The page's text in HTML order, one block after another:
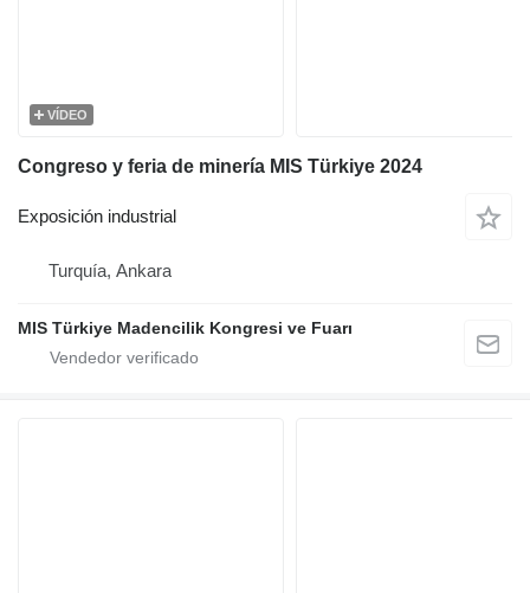
VÍDEO
Congreso y feria de minería MIS Türkiye 2024
Exposición industrial
Turquía, Ankara
MIS Türkiye Madencilik Kongresi ve Fuarı